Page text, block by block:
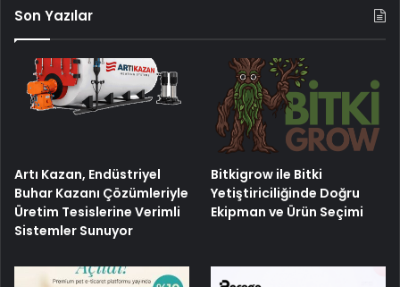
Son Yazılar
Artı Kazan, Endüstriyel
Buhar Kazanı Çözümleriyle
Üretim Tesislerine Verimli
Sistemler Sunuyor
Bitkigrow ile Bitki
Yetiştiriciliğinde Doğru
Ekipman ve Ürün Seçimi